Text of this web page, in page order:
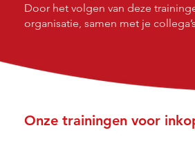
Door het volgen van deze
organisatie, samen met je
Onze trainingen voor